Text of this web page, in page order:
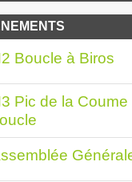
Boucle à Biros
Pic de la Coume